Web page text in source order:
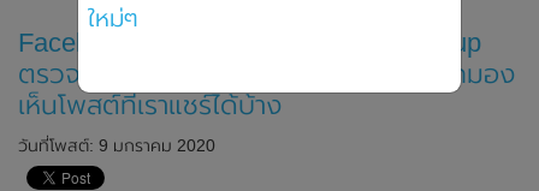
Facebook ปล่อยฟีเจอร์ Privacy Checkup
ตรวจสอบความเป็นส่วนตัว ว่าใครสามารถมอง
เห็นโพสต์ที่เราแชร์ได้บ้าง
วันที่โพสต์: 9 มกราคม 2020
ใหม่ๆ